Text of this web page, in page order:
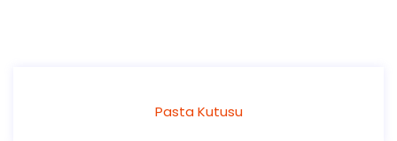
Pasta Kutusu